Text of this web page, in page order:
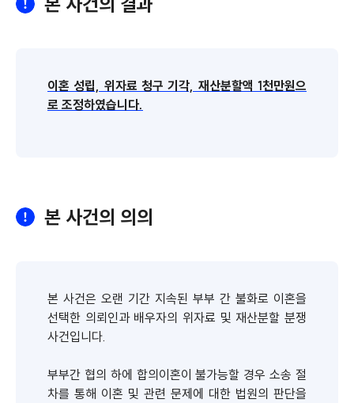
이혼 성립, 위자료 청구 기각, 재산분할액 1천만원으
로 조정하였습니다.
본 사건의 의의
본 사건은 오랜 기간 지속된 부부 간 불화로 이혼을
선택한 의뢰인과 배우자의 위자료 및 재산분할 분쟁
사건입니다.
부부간 협의 하에 합의이혼이 불가능할 경우 소송 절
차를 통해 이혼 및 관련 문제에 대한 법원의 판단을